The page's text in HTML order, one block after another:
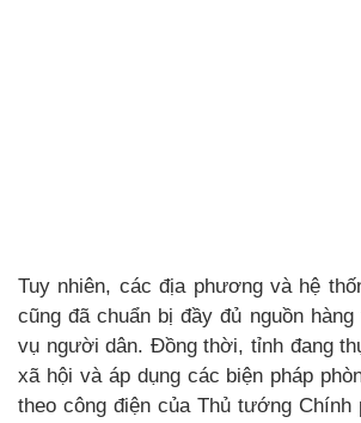
Tuy nhiên, các địa phương và hệ
cũng đã chuẩn bị đầy đủ nguồn
vụ người dân. Đồng thời, tỉnh đang
xã hội và áp dụng các biện pháp
theo công điện của Thủ tướng Chính